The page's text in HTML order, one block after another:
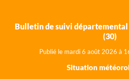
Bulletin de suivi départemental
(30)
Publié le mardi 6 août 2026 à
Situation